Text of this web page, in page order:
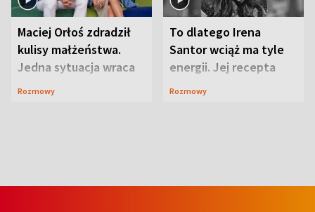
Maciej Orłoś zdradził
kulisy małżeństwa.
Jedna sytuacja wraca
jak bumerang
Rozmowy
To dlatego Irena
Santor wciąż ma tyle
energii. Jej recepta
jest zaskakująco
Rozmowy